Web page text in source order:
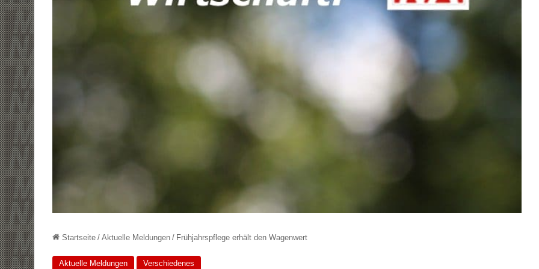
Startseite / Aktuelle Meldungen / Frühjahrspflege erhält den Wagenwert
Aktuelle Meldungen Verschiedenes